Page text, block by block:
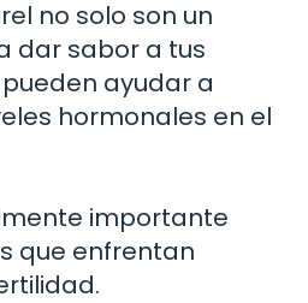
no solo son un
dar sabor a tus
ayudar a
hormonales en el
importante
que enfrentan